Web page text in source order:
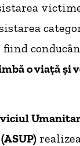
o viață și